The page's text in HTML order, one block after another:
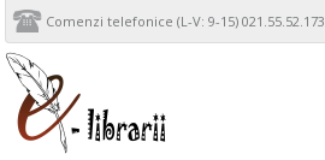
Comenzi telefonice (L-V: 9-15) 021.55.52.173